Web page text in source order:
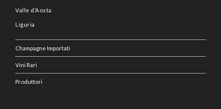
Valle d’Aosta
Liguria
Champagne Importati
Vini Rari
Produttori